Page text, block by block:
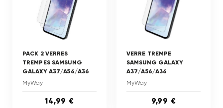
PACK 2 VERRES
TREMPES SAMSUNG
GALAXY A37/A56/A36
MyWay
14,99 €
VERRE TREMPE
SAMSUNG GALAXY
A37/A56/A36
MyWay
9,99 €